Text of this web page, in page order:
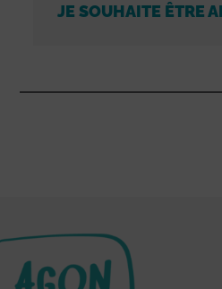
JE SOUHAITE ÊTRE